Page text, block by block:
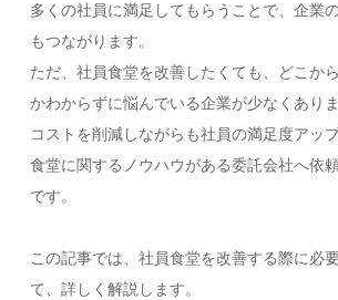
多くの社員に満足してもらうことで、企業
もつながります。
ただ、社員食堂を改善したくても、どこか
かわからずに悩んでいる企業が少なくありま
コストを削減しながらも社員の満足度アッ
食堂に関するノウハウがある委託会社へ依
です。
この記事では、社員食堂を改善する際に必
て、詳しく解説します。